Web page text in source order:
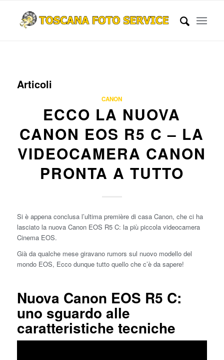
Articoli
CANON
ECCO LA NUOVA
CANON EOS R5 C – LA
VIDEOCAMERA CANON
PRONTA A TUTTO
Si è appena conclusa l’ultima première di casa Canon, che ci ha
lasciato la nuova Canon EOS R5 C: la più piccola videocamera
Cinema EOS.
Già da qualche mese giravano rumors sul nuovo modello del
mondo EOS, Ecco dunque tutto quello che c’è da sapere!
Nuova Canon EOS R5 C:
uno sguardo alle
caratteristiche tecniche